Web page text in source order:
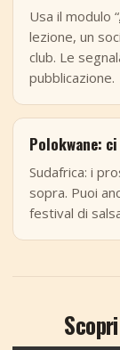
Usa il modulo “
lezione, un
club. Le
pubblicazione.
Polokwane:
Sudafrica: i
sopra. Puoi
festival di